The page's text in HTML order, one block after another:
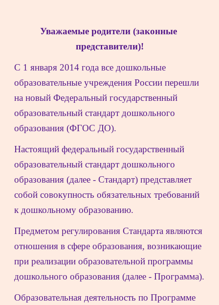
Уважаемые родители (законные
представители)!
С 1 января 2014 года все дошкольные
образовательные учреждения России перешли
на новый Федеральный государственный
образовательный стандарт дошкольного
образования (ФГОС ДО).
Настоящий федеральный государственный
образовательный стандарт дошкольного
образования (далее - Стандарт) представляет
собой совокупность обязательных требований
к дошкольному образованию.
Предметом регулирования Стандарта являются
отношения в сфере образования, возникающие
при реализации образовательной программы
дошкольного образования (далее - Программа).
Образовательная деятельность по Программе